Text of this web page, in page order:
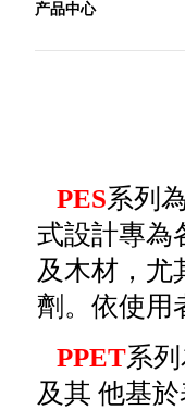
产品中心
PES系列
式設計專為
及木材，尤
劑。依使用
PPET系
及其 他基